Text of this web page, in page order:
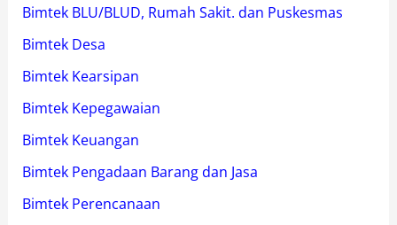
Bimtek BLU/BLUD, Rumah Sakit. dan Puskesmas
Bimtek Desa
Bimtek Kearsipan
Bimtek Kepegawaian
Bimtek Keuangan
Bimtek Pengadaan Barang dan Jasa
Bimtek Perencanaan